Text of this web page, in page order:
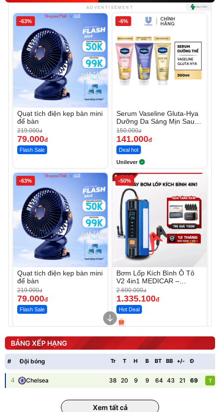
ADVERTISEMENT
-63%
Quạt tích điện kẹp bàn mini
để bàn
219.000đ
79.000đ
Flash Sale
-6%
Serum Vaseline Gluta-Hya
Dưỡng Da Sáng Mịn Sau 7
Ngày
150.000đ
141.000đ
Deal hot
Unilever
-63%
Quạt tích điện kẹp bàn mini
để bàn
219.000đ
79.000đ
Flash Sale
-50%
Bơm Lốp Kích Bình Ô Tô
V2 4in1 MEDICAR –
12.000mAh
2.690.000đ
1.335.100đ
Hot Deal
Máy ép chậm trái cây
Elmich JEE 1855OL
3.000.000
2.143.650
Flash Sale
Máy rửa xe cầm tay xịt rửa
cao áp có tạo bọt tuyết
399.000
BẢNG XẾP HẠNG
# Đội bóng Tr T H B BT BB +/- Đ
4 Chelsea 38 20 9 9 64 43 21 69 T
Xem tất cả